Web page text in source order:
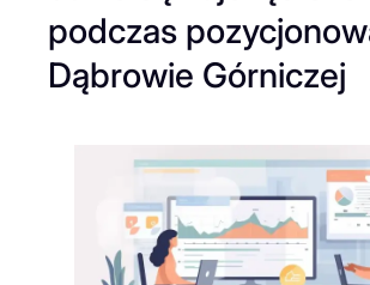
podczas
Dąbrowie Górniczej